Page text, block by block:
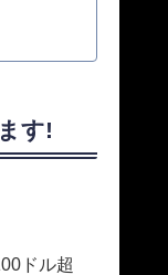
す!
ドル超